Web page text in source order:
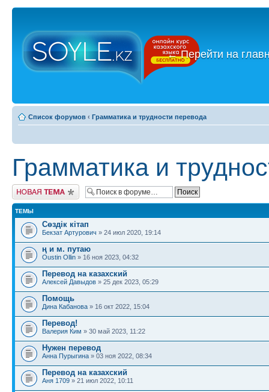
←Перейти на
Список форумов ‹ Грамматика и трудности перевода
Грамматика и
Новая тема
ТЕМЫ
Сөздік кітап
Бекзат Артурович » 24 июл 2020, 19:14
ң и м. путаю
Oustin Ollin » 16 ноя 2023, 04:32
Перевод на казахский
Алексей Давыдов » 25 дек 2023, 05:29
Помощь
Дина Кабанова » 16 окт 2022, 15:04
Перевод!
Валерия Ким » 30 май 2023, 11:22
Нужен перевод
Анна Пурыгина » 03 ноя 2022, 08:34
Перевод на казахский
Аня 1709 » 21 июл 2022, 10:11